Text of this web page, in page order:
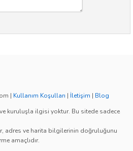
| Kullanım Koşulları | İletişim | Blog
kuruluşla ilgisi yoktur. Bu sitede sadece
adres ve harita bilgilerinin doğruluğunu
amaçlıdır.